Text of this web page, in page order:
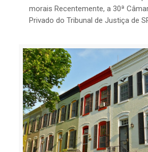
morais Recentemente, a 30ª
Privado do Tribunal de Justiça de